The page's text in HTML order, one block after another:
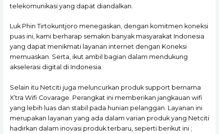
telekomunikasi yang dapat diandalkan.
Luk Phin Tirtokuntjoro menegaskan, dengan komitmen koneksi
puas ini, kami berharap semakin banyak masyarakat Indonesia
yang dapat menikmati layanan internet dengan Koneksi
memuaskan. Serta, ikut ambil bagian dalam mendukung
akselerasi digital di Indonesia.
Selain itu Netciti juga meluncurkan produk support bernama
X’tra Wifi Covarage. Perangkat ini memberikan jangkauan wifi
yang lebih luas dan stabil pada hunian pelanggan. Layanan ini
merupakan layanan yang ada dalam varian produk yang Netciti
hadirkan dalam inovasi produk terbaru, seperti berikut ini ;